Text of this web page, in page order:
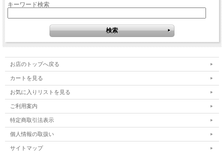
キーワード検索
お店のトップへ戻る
カートを見る
お気に入りリストを見る
ご利用案内
特定商取引法表示
個人情報の取扱い
サイトマップ